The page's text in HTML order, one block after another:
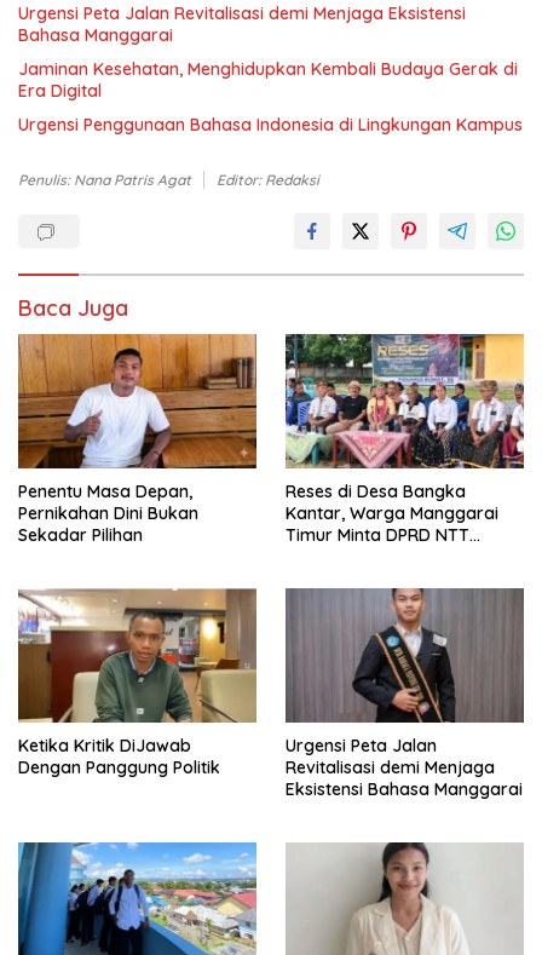
Urgensi Peta Jalan Revitalisasi demi Menjaga Eksistensi
Bahasa Manggarai
Jaminan Kesehatan, Menghidupkan Kembali Budaya Gerak di
Era Digital
Urgensi Penggunaan Bahasa Indonesia di Lingkungan Kampus
Penulis: Nana Patris Agat Editor: Redaksi
Baca Juga
Penentu Masa Depan,
Pernikahan Dini Bukan
Sekadar Pilihan
Reses di Desa Bangka
Kantar, Warga Manggarai
Timur Minta DPRD NTT
Bersubsidi Bagi Penunggak
Ketika Kritik DiJawab
Dengan Panggung Politik
Urgensi Peta Jalan
Revitalisasi demi Menjaga
Eksistensi Bahasa Manggarai